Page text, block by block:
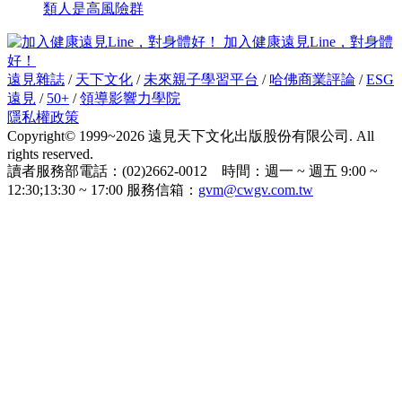
類人是高風險群
加入健康遠見Line，對身體
好！
遠見雜誌 / 天下文化 / 未來親子學習平台 / 哈佛商業評論 /ESG
遠見 / 50+ /領導影響力學院
隱私權政策
Copyright© 1999~2026 遠見天下文化出版股份有限公司. All
rights reserved.
讀者服務部電話：(02)2662-0012 時間：週一 ~ 週五 9:00 ~
12:30;13:30 ~ 17:00 服務信箱： gvm@cwgv.com.tw